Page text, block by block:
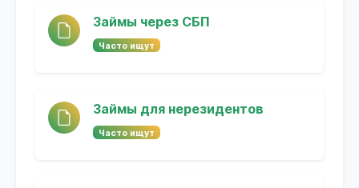
Займы через СБП
Часто ищут
Займы для нерезидентов
Часто ищут